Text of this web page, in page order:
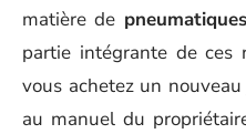
matière de pneumatiques
partie intégrante de ces
vous achetez un
au manuel du